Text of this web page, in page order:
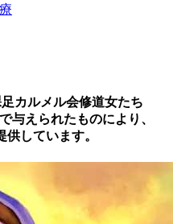
カルメル会修道女たち
与えられたものにより、
しています。